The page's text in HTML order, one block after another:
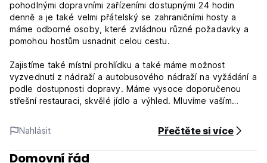
pohodlnými dopravními zařízeními dostupnými 24 hodin
denně a je také velmi přátelský se zahraničními hosty a
máme odborné osoby, které zvládnou různé požadavky a
pomohou hostům usnadnit celou cestu.
Zajistíme také místní prohlídku a také máme možnost
vyzvednutí z nádraží a autobusového nádraží na vyžádání a
podle dostupnosti dopravy. Máme vysoce doporučenou
střešní restauraci, skvělé jídlo a výhled. Mluvíme vaším
***Zásady a podmínky vlastnictví:
1. Storno podmínky: 0 den před příjezdem.
2. Check in od 10:00 do 23:00.
Nahlásit Přečtěte si více
Domovní řád